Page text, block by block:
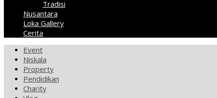
Tradisi
Nusantara
Loka Gallery
Cerita
Event
Niskala
Property
Pendidikan
Charity